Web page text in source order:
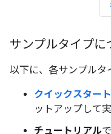
サンプルタイプに
以下に、各サンプルタ
クイックスタート
ットアップして
チュートリアル